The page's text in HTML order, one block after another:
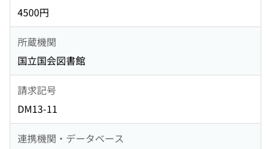
4500円
所蔵機関
国立国会図書館
請求記号
DM13-11
連携機関・データベース